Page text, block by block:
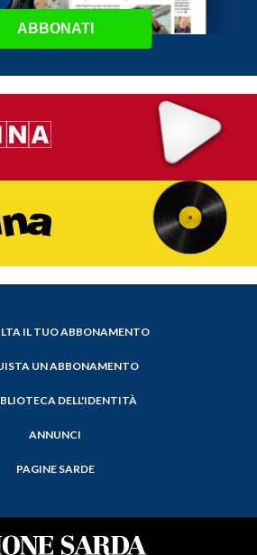
ABBONATI
IL TUO ABBONAMENTO
UN ABBONAMENTO
DELL'IDENTITÀ
ANNUNCI
PAGINE SARDE